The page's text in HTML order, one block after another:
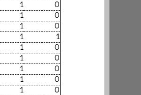
1
0
1
0
1
0
1
1
1
0
1
0
1
0
1
0
1
0